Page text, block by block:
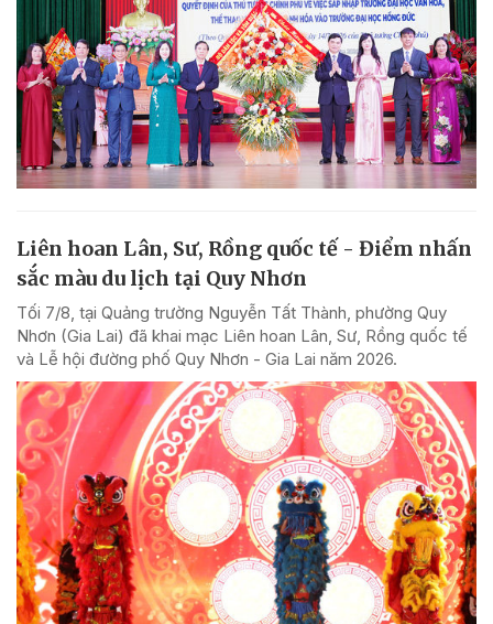
Liên hoan Lân, Sư, Rồng quốc tế - Điểm nhấn
sắc màu du lịch tại Quy Nhơn
Tối 7/8, tại Quảng trường Nguyễn Tất Thành, phường Quy
Nhơn (Gia Lai) đã khai mạc Liên hoan Lân, Sư, Rồng quốc tế
và Lễ hội đường phố Quy Nhơn - Gia Lai năm 2026.